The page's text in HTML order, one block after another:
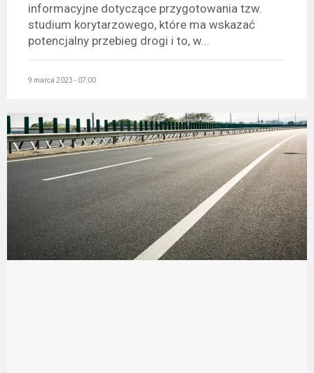
informacyjne dotyczące przygotowania tzw.
studium korytarzowego, które ma wskazać
potencjalny przebieg drogi i to, w...
9 marca 2023 - 07:00